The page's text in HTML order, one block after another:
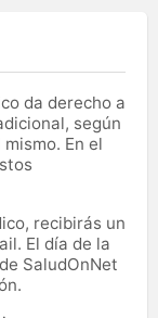
da derecho a
según
En el
recibirás un
El día de la
SaludOnNet